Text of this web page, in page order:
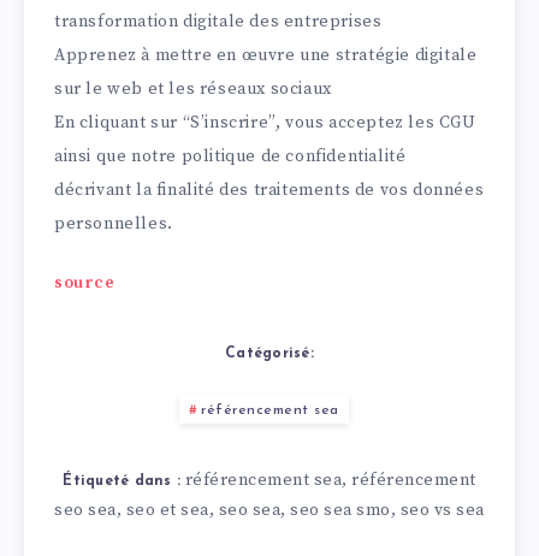
transformation digitale des entreprises
Apprenez à mettre en œuvre une stratégie digitale
sur le web et les réseaux sociaux
En cliquant sur “S’inscrire”, vous acceptez les CGU
ainsi que notre politique de confidentialité
décrivant la finalité des traitements de vos données
personnelles.
source
Catégorisé:
référencement sea
Étiqueté dans : référencement sea,référencement
seo sea, seo et sea, seo sea,seo sea smo, seo vs sea